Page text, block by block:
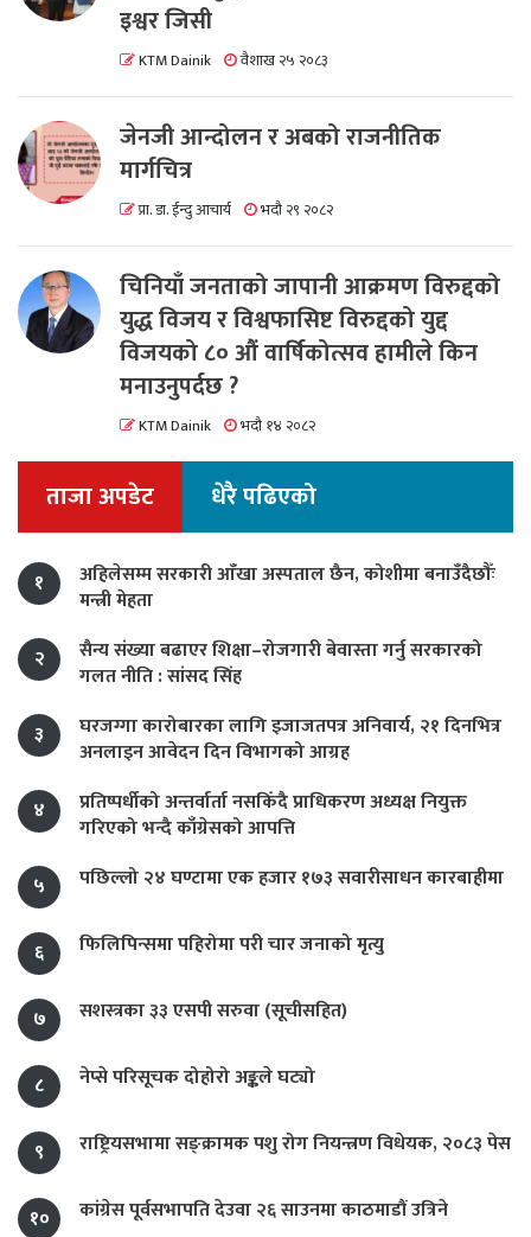
इश्वर जिसी
KTM Dainik वैशाख २५ २०८३
जेनजी आन्दोलन र अबको राजनीतिक
मार्गचित्र
प्रा. डा. ईन्दु आचार्य भदौ २९ २०८२
चिनियाँ जनताको जापानी आक्रमण विरुद्दको
युद्ध विजय र विश्वफासिष्ट विरुद्दको युद्द
विजयको ८० औं वार्षिकोत्सव हामीले किन
मनाउनुपर्दछ ?
KTM Dainik भदौ १४ २०८२
ताजा अपडेट धेरै पढिएको
१
अहिलेसम्म सरकारी आँखा अस्पताल छैन, कोशीमा बनाउँदैछौँः
मन्त्री मेहता
२
सैन्य संख्या बढाएर शिक्षा–रोजगारी बेवास्ता गर्नु सरकारको
गलत नीति : सांसद सिंह
३
घरजग्गा कारोबारका लागि इजाजतपत्र अनिवार्य, २१ दिनभित्र
अनलाइन आवेदन दिन विभागको आग्रह
४
प्रतिष्पर्धीको अन्तर्वार्ता नसकिँदै प्राधिकरण अध्यक्ष नियुक्त
गरिएको भन्दै काँग्रेसको आपत्ति
५
पछिल्लो २४ घण्टामा एक हजार १७३ सवारीसाधन कारबाहीमा
६ फिलिपिन्समा पहिरोमा परी चार जनाको मृत्यु
७ सशस्त्रका ३३ एसपी सरुवा (सूचीसहित)
८ नेप्से परिसूचक दोहोरो अङ्कले घट्यो
९ राष्ट्रियसभामा सङ्क्रामक पशु रोग नियन्त्रण विधेयक, २०८३ पेस
१० कांग्रेस पूर्वसभापति देउवा २६ साउनमा काठमाडौं उत्रिने